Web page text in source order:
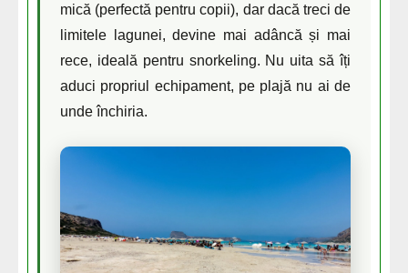
mică (perfectă pentru copii), dar dacă treci de
limitele lagunei, devine mai adâncă și mai
rece, ideală pentru snorkeling. Nu uita să îți
aduci propriul echipament, pe plajă nu ai de
unde închiria.